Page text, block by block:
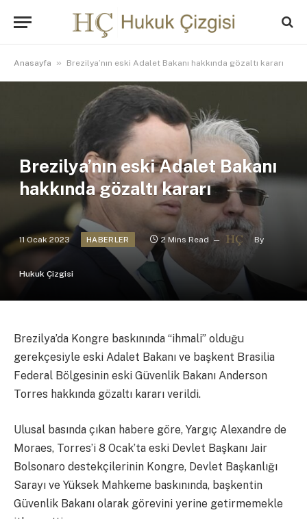
Anasayfa » Brezilya’nın eski Adalet Bakanı hakkında gözaltı kararı
Brezilya’nın eski Adalet Bakanı
hakkında gözaltı kararı
11 Ocak 2023 HABERLER 2 Mins Read By
Hukuk Çizgisi
Brezilya’da Kongre baskınında “ihmali” olduğu
gerekçesiyle eski Adalet Bakanı ve başkent Brasilia
Federal Bölgesinin eski Güvenlik Bakanı Anderson
Torres hakkında gözaltı kararı verildi.
Ulusal basında çıkan habere göre, Yargıç Alexandre de
Moraes, Torres’i 8 Ocak’ta eski Devlet Başkanı Jair
Bolsonaro destekçilerinin Kongre, Devlet Başkanlığı
Sarayı ve Yüksek Mahkeme baskınında, başkentin
Güvenlik Bakanı olarak görevini yerine getirmemekle